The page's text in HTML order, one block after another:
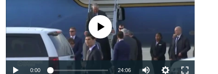
No media source currently available
0:00 24:06